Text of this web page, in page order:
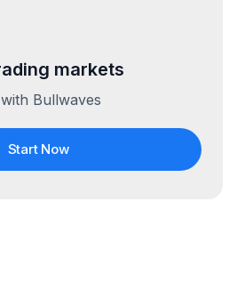
markets
Bullwaves
Start Now